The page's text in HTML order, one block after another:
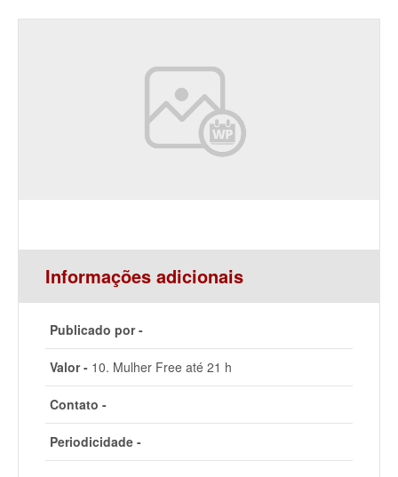
Informações adicionais
Publicado por -
Valor - 10. Mulher Free até 21 h
Contato -
Periodicidade -